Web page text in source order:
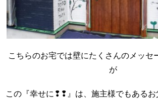
こちらのお宅では壁にたくさんのメッセ
が
この『幸せに❢❢』は、施主様でもあるお